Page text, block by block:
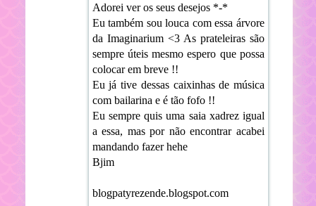
Adorei ver os seus desejos *-*
Eu também sou louca com essa árvore
da Imaginarium <3 As prateleiras são
sempre úteis mesmo espero que possa
colocar em breve !!
Eu já tive dessas caixinhas de música
com bailarina e é tão fofo !!
Eu sempre quis uma saia xadrez igual
a essa, mas por não encontrar acabei
mandando fazer hehe
Bjim
blogpatyrezende.blogspot.com